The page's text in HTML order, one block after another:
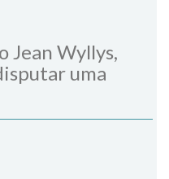
Jean Wyllys,
uma